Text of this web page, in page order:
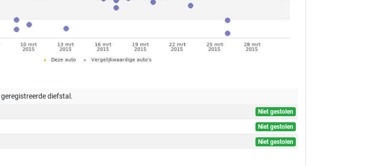
geregistreerdediefstal.
Niet gestolen
Niet gestolen
Niet gestolen